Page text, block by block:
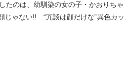
たのは、幼馴染の女の子・かおりちゃ
じゃない!! “冗談は顔だけな”異色カッ...